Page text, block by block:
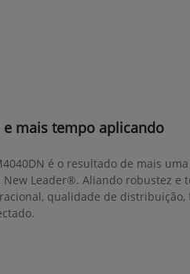
mais tempo aplicando
é o resultado de mais
New Leader®. Aliando robustez e
qualidade de distribuição,